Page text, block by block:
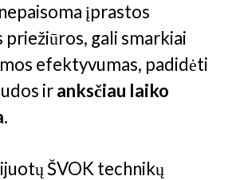
įprastos
gali smarkiai
efektyvumas, padidėti
iranksčiau laiko
.
ŠVOK technikų